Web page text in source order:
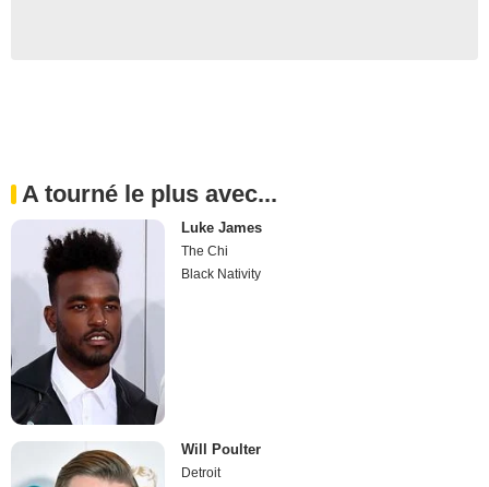
A tourné le plus avec...
Luke James
The Chi
Black Nativity
Will Poulter
Detroit